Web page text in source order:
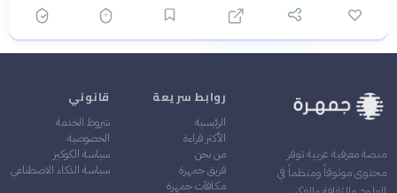
منصة معرفية عربية توفر
محتوى موثوقاً ومنظماً في
روابط سريعة
الرئيسية
الأكثر قراءة
من نحن
فريق جمهرة
مكافآت جمهرة
قانوني
شروط الخدمة
الخصوصية
سياسة الكوكيز
سياسة الذكاء الاصطناعي